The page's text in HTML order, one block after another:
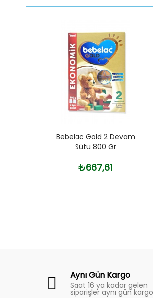
Bebelac Gold 2 Devam
Sütü 800 Gr
₺667,61
Aynı Gün Kargo
Saat 16 ya kadar gelen
siparişler aynı gün kargo